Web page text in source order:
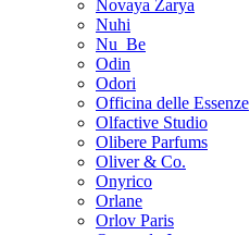
Novaya Zarya
Nuhi
Nu_Be
Odin
Odori
Officina delle Essenze
Olfactive Studio
Olibere Parfums
Oliver & Co.
Onyrico
Orlane
Orlov Paris